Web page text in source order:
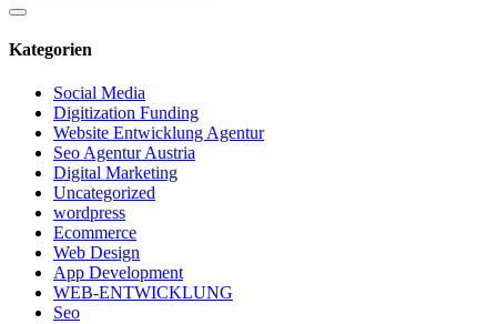
Kategorien
Social Media
Digitization Funding
Website Entwicklung Agentur
Seo Agentur Austria
Digital Marketing
Uncategorized
wordpress
Ecommerce
Web Design
App Development
WEB-ENTWICKLUNG
Seo